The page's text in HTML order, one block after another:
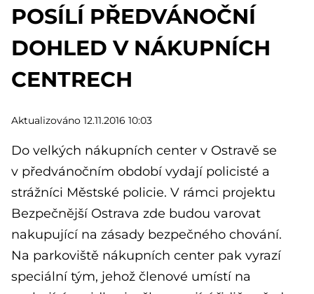
POSÍLÍ PŘEDVÁNOČNÍ
DOHLED V NÁKUPNÍCH
CENTRECH
Aktualizováno 12.11.2016 10:03
Do velkých nákupních center v Ostravě se
v předvánočním období vydají policisté a
strážníci Městské policie. V rámci projektu
Bezpečnější Ostrava zde budou varovat
nakupující na zásady bezpečného chování.
Na parkoviště nákupních center pak vyrazí
speciální tým, jehož členové umístí na